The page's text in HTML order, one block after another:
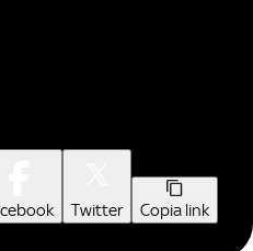
Twitter Copia link